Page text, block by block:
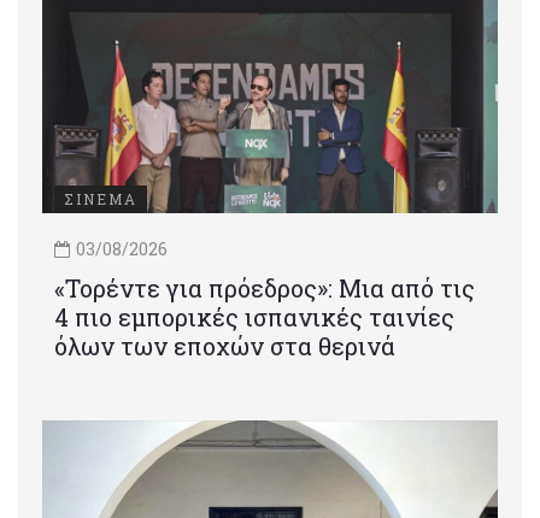
ΣΙΝΕΜΑ
03/08/2026
«Τορέντε για πρόεδρος»: Mια από τις
4 πιο εμπορικές ισπανικές ταινίες
όλων των εποχών στα θερινά